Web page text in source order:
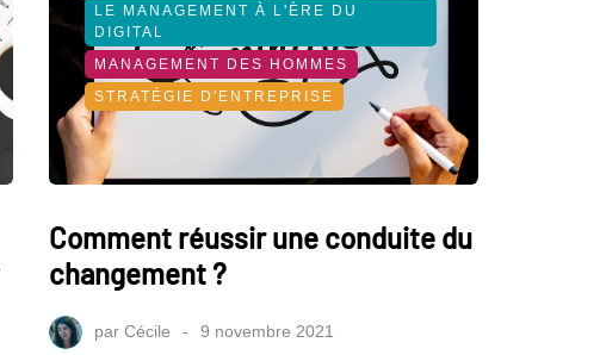
LE MANAGEMENT À L'ÈRE DU
DIGITAL
MANAGEMENT DES HOMMES
STRATÉGIE D'ENTREPRISE
Comment réussir une conduite du
changement ?
par Cécile 9 novembre 2021